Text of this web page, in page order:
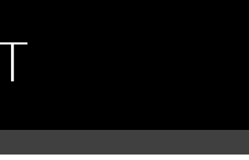
nach: